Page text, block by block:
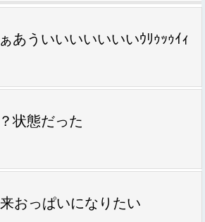
あういいいいいいいｳﾘｩｯｩｲｨ
状態だった
おっぱいになりたい